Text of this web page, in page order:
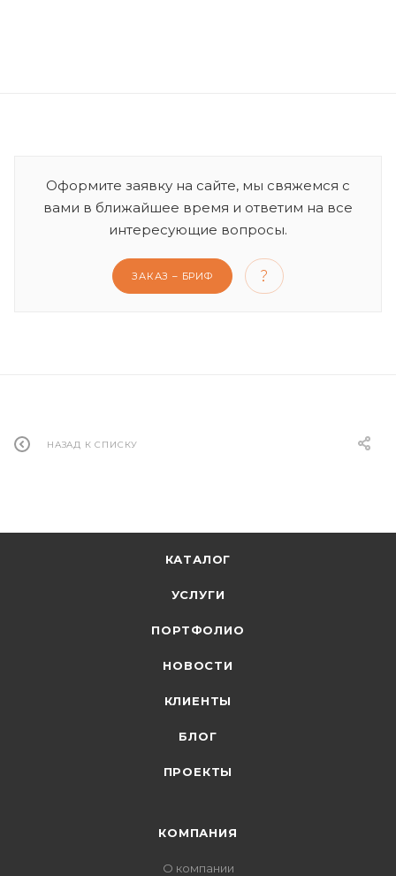
Оформите заявку на сайте, мы свяжемся с
вами в ближайшее время и ответим на все
интересующие вопросы.
ЗАКАЗ – БРИФ
НАЗАД К СПИСКУ
КАТАЛОГ
УСЛУГИ
ПОРТФОЛИО
НОВОСТИ
КЛИЕНТЫ
БЛОГ
ПРОЕКТЫ
КОМПАНИЯ
О компании